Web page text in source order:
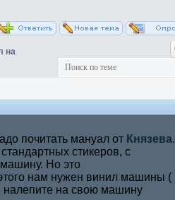
на
почитать мануал от Князева.
стикеров, с
Но это
нам нужен винил машины (
налепите на свою машину